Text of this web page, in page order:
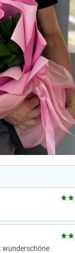
wunderschöne